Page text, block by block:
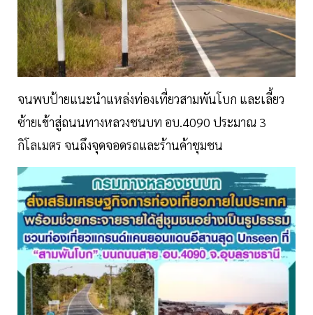
จนพบป้ายแนะนำแหล่งท่องเที่ยวสามพันโบก และเลี้ยว
ซ้ายเข้าสู่ถนนทางหลวงชนบท อบ.4090 ประมาณ 3
กิโลเมตร จนถึงจุดจอดรถและร้านค้าชุมชน